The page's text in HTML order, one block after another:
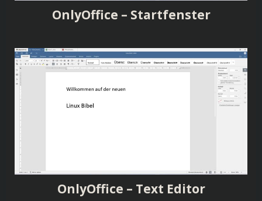
OnlyOffice – Startfenster
OnlyOffice – Text Editor